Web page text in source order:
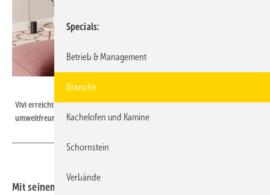
Vivì erreicht die höchste Umweltleistung und sorgt für eine effiziente und
umweltfreundliche Heizung.
Mit seinem kreisförmigen und minimalistischen Design
Specials
Betrieb & Management
Branche
Kachelofen und Kamine
Schornstein
Verbände